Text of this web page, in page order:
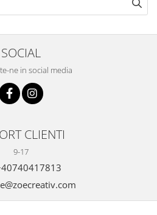
SOCIAL
ne in social media
CLIENTI
9-17